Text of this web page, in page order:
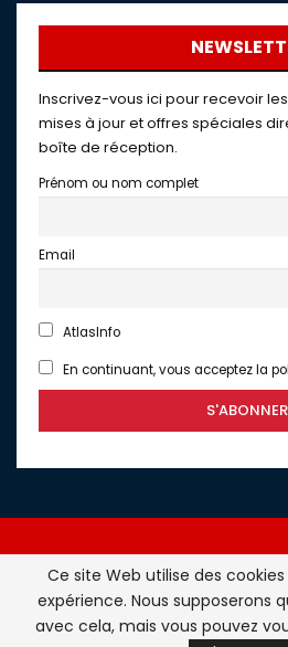
Inscrivez-vous ici pour recevoir
mises à jour et offres spéciales
boîte de réception.
Prénom ou nom complet
Email
AtlasInfo
En continuant, vous acceptez la
Atlasinfo.fr : l'essentiel de
Maghreb © Tous Droits
Ce site Web utilise des
expérience. Nous supposerons
avec cela, mais vous pouvez